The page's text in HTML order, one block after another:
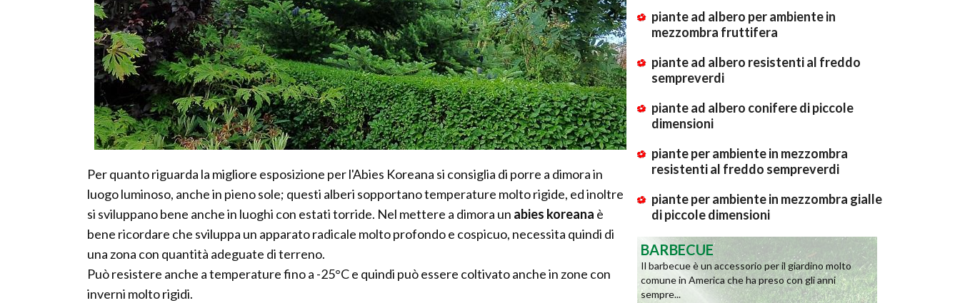
Per quanto riguarda la migliore esposizione per l'Abies Koreana si consiglia di porre a dimora in
luogo luminoso, anche in pieno sole; questi alberi sopportano temperature molto rigide, ed inoltre
si sviluppano bene anche in luoghi con estati torride. Nel mettere a dimora un abies koreana è
bene ricordare che sviluppa un apparato radicale molto profondo e cospicuo, necessita quindi di
una zona con quantità adeguate di terreno.
Può resistere anche a temperature fino a -25°C e quindi può essere coltivato anche in zone con
inverni molto rigidi.
piante ad albero per ambiente in
mezzombra fruttifera
piante ad albero resistenti al freddo
sempreverdi
piante ad albero conifere di piccole
dimensioni
piante per ambiente in mezzombra
resistenti al freddo sempreverdi
piante per ambiente in mezzombra gialle
di piccole dimensioni
BARBECUE
Il barbecue è un accessorio per il giardino molto
comune in America che ha preso con gli anni
sempre...